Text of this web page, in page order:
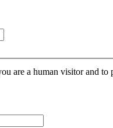
are a human visitor and to